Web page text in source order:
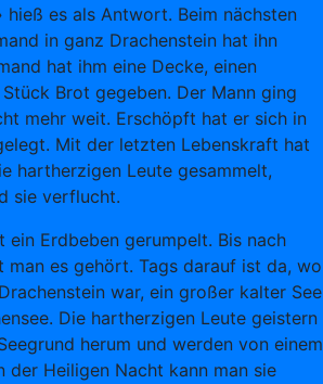
es als Antwort. Beim nächsten
in ganz Drachenstein hat ihn
hat ihm eine Decke, einen
Stück Brot gegeben. Der Mann ging
mehr weit. Erschöpft hat er sich in
Mit der letzten Lebenskraft hat
hartherzigen Leute gesammelt,
sie verflucht.
ein Erdbeben gerumpelt. Bis nach
man es gehört. Tags darauf ist da, wo
war, ein großer kalter See
Die hartherzigen Leute geistern
herum und werden von einem
der Heiligen Nacht kann man sie